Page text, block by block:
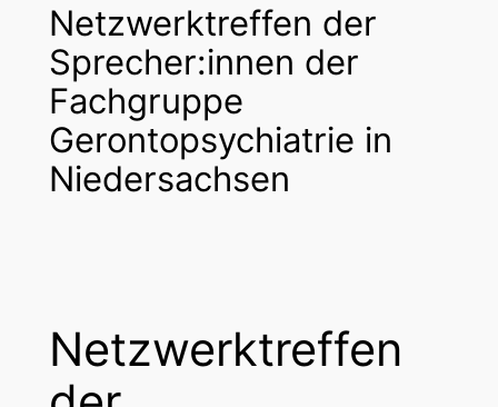
Netzwerktreffen der
Sprecher:innen der
Fachgruppe
Gerontopsychiatrie in
Niedersachsen
Netzwerktreffen